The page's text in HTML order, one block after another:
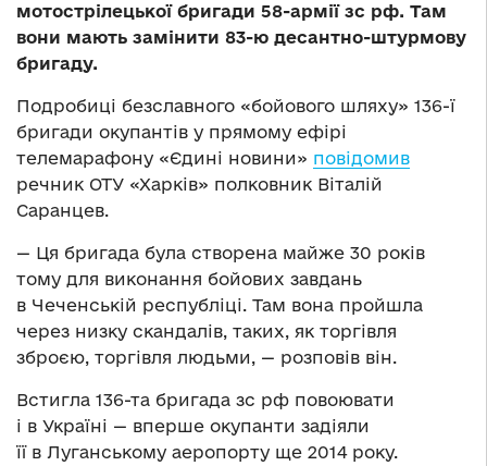
мотострілецької бригади 58-армії зс рф. Там
вони мають замінити 83-ю десантно-штурмову
бригаду.
Подробиці безславного «бойового шляху» 136-ї
бригади окупантів у прямому ефірі
телемарафону «Єдині новини» повідомив
речник ОТУ «Харків» полковник Віталій
Саранцев.
— Ця бригада була створена майже 30 років
тому для виконання бойових завдань
в Чеченській республіці. Там вона пройшла
через низку скандалів, таких, як торгівля
зброєю, торгівля людьми, — розповів він.
Встигла 136-та бригада зс рф повоювати
і в Україні — вперше окупанти задіяли
її в Луганському аеропорту ще 2014 року.